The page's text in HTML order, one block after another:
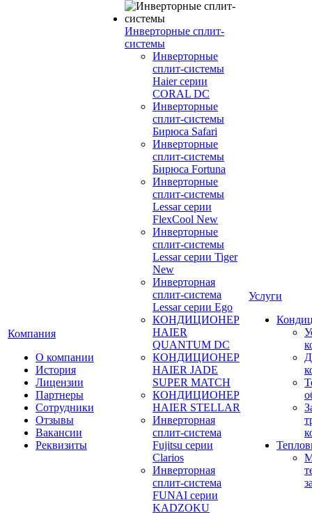
Компания
О компании
История
Лицензии
Партнеры
Сотрудники
Отзывы
Вакансии
Реквизиты
Инверторные сплит-
системы
Инверторные
сплит-системы
Haier серии
CORAL DC
Инверторные
сплит-системы
Бирюса Safari
Инверторные
сплит-системы
Бирюса Fortuna
Инверторные
сплит-системы
Lessar серии
FlexCool New
Инверторные
сплит-системы
Lessar серии Tiger
New
Инверторная
сплит-система
Lessar серии Ego
КОНДИЦИОНЕР
HAIER
QUANTUM DC
КОНДИЦИОНЕР
HAIER JADE
SUPER MATCH
КОНДИЦИОНЕР
HAIER STELLAR
Инверторная
сплит-система
Fujitsu серии
Clarios
Инверторная
сплит-система
FUNAI серии
KADZOKU
Услуги